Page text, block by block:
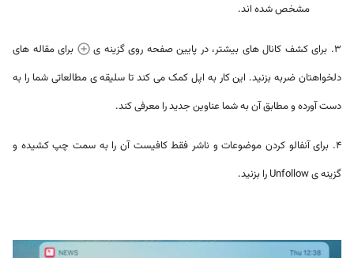
مشخص شده اند.
3. برای کشف کانال های بیشتر، در پایین صفحه روی گزینه ی
برای مقاله های
دلخواهتان ضربه بزنید. این کار به اپل کمک می کند تا سلیقه ی مطالعاتی شما را به
دست آورده و مطابق آن به شما عناوین جدید را معرفی کند.
4. برای آنفالو کردن موضوعات و ناشر فقط کافیست آن را به سمت چپ کشیده و
گزینه ی Unfollow را بزنید.